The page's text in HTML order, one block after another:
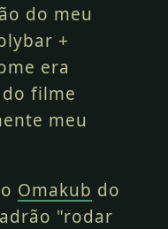
do meu
+
era
filme
meu
Omakub do
"rodar